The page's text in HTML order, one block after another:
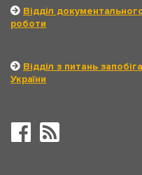
Відділ
роботи
Відділ з питань
України